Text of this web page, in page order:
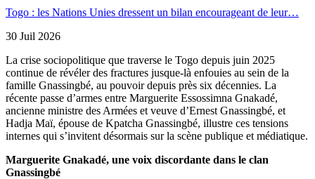
Togo : les Nations Unies dressent un bilan encourageant de leur…
30 Juil 2026
La crise sociopolitique que traverse le Togo depuis juin 2025
continue de révéler des fractures jusque-là enfouies au sein de la
famille Gnassingbé, au pouvoir depuis près six décennies. La
récente passe d’armes entre Marguerite Essossimna Gnakadé,
ancienne ministre des Armées et veuve d’Ernest Gnassingbé, et
Hadja Maï, épouse de Kpatcha Gnassingbé, illustre ces tensions
internes qui s’invitent désormais sur la scène publique et médiatique.
Marguerite Gnakadé, une voix discordante dans le clan
Gnassingbé